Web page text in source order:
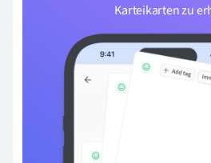
Karteikarten zu